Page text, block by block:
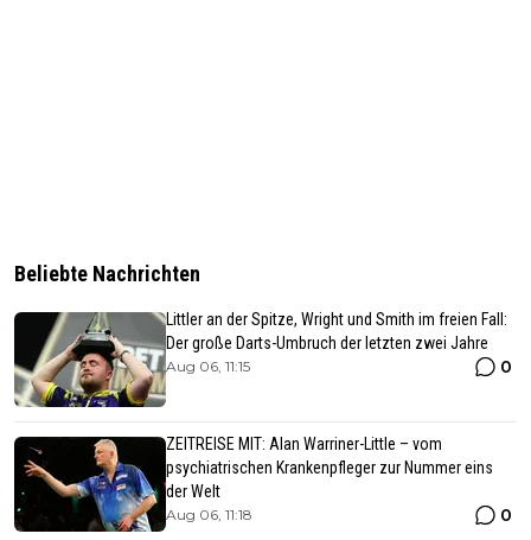
Beliebte Nachrichten
Littler an der Spitze, Wright und Smith im freien Fall:
Der große Darts-Umbruch der letzten zwei Jahre
Aug 06, 11:15 0
ZEITREISE MIT: Alan Warriner-Little – vom
psychiatrischen Krankenpfleger zur Nummer eins
der Welt
Aug 06, 11:18 0